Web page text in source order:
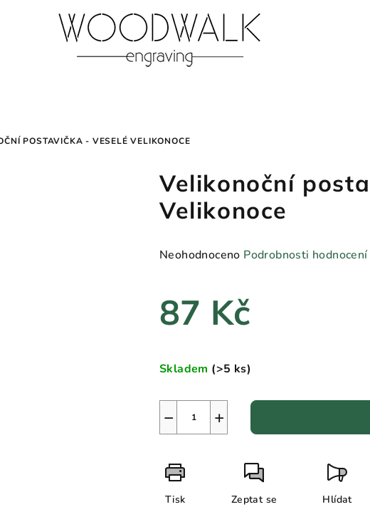
POSTAVIČKA - VESELÉ VELIKONOCE
Velikonoční
Velikonoce
Průměrné
je
0,0
hvězdiček.
Neohodnoceno Podrobnosti hodnocení
87 Kč
cena:
Skladem (>5 ks)
+
−
Tisk Zeptat se Hlídat